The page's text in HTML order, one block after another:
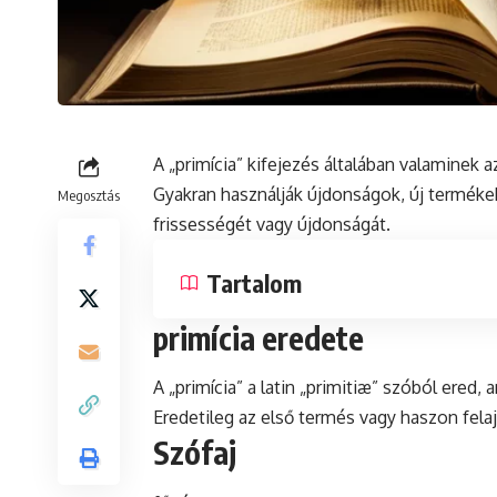
Megosztás
A „primícia” kifejezés általában
Gyakran használják újdonságok, új
frissességét vagy újdonságát.
Tartalom
primícia eredete
A „primícia” a latin „primitiæ” szóból ered,
Eredetileg az első termés vagy haszon
Szófaj